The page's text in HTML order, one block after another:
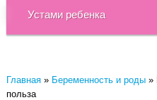
Устами ребенка
Главная» Беременность и роды»
польза